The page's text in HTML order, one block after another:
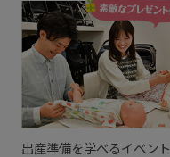
出産準備を学べるイベント